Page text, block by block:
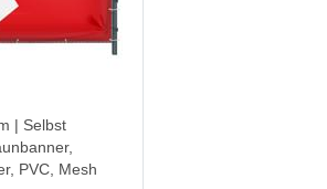
| Selbst
PVC, Mesh